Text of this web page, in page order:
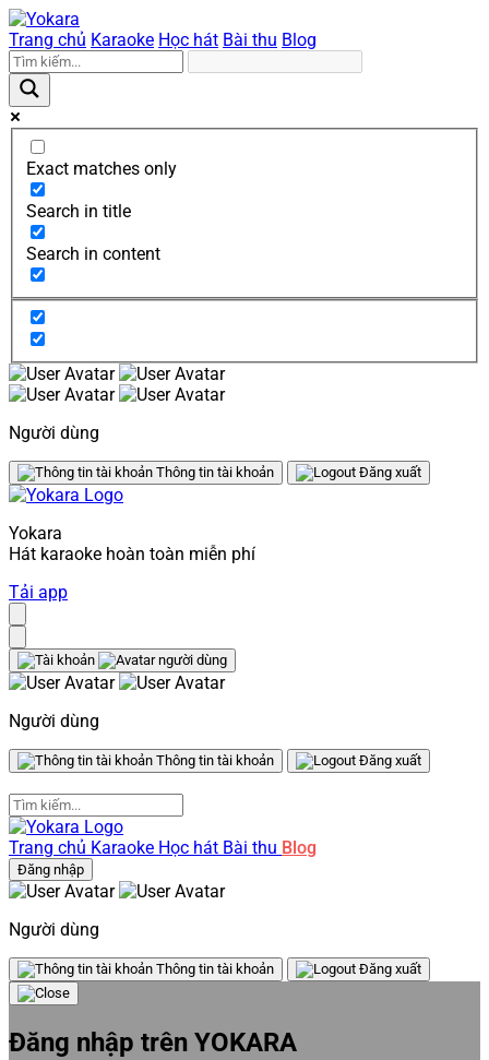
Trang chủ Karaoke Học hát Bài thu Blog
Exact matches only
Search in title
Search in content
Người dùng
Thông tin tài khoản Đăng xuất
Yokara
Hát karaoke hoàn toàn miễn phí
Tải app
Người dùng
Thông tin tài khoản Đăng xuất
Trang chủ Karaoke Học hát Bài thu Blog
Đăng nhập
Người dùng
Thông tin tài khoản Đăng xuất
Đăng nhập trên YOKARA